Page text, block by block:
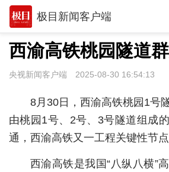
极目新闻客户端
推荐
观点
湖北
武汉
世相
西渝高铁桃园隧道
央视新闻客户端 2025-08-30 16:54:13
8月30日，西渝高铁桃园1号
由桃园1号、2号、3号隧道组成
通，西渝高铁又一工程关键性节点
西渝高铁是我国“八纵八横”